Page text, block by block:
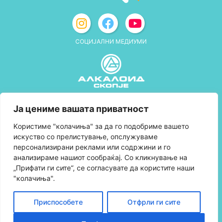
Ја цениме вашата приватност
Kористиме "колачиња" за да го подобриме вашето
искуство со прелистување, опслужуваме
персонализирани реклами или содржини и го
анализираме нашиот сообраќај. Со кликнување на
„Прифати ги сите“, се согласувате да користите наши
"колачиња".
Приспособете Отфрли ги сите
СОЦИЈАЛНИ МЕДИУМИ
Правила и услови за користење
Политика за колачиња
Правила за учество во програмата за
лојалност и политика за собирање поени
Контактирајте нè